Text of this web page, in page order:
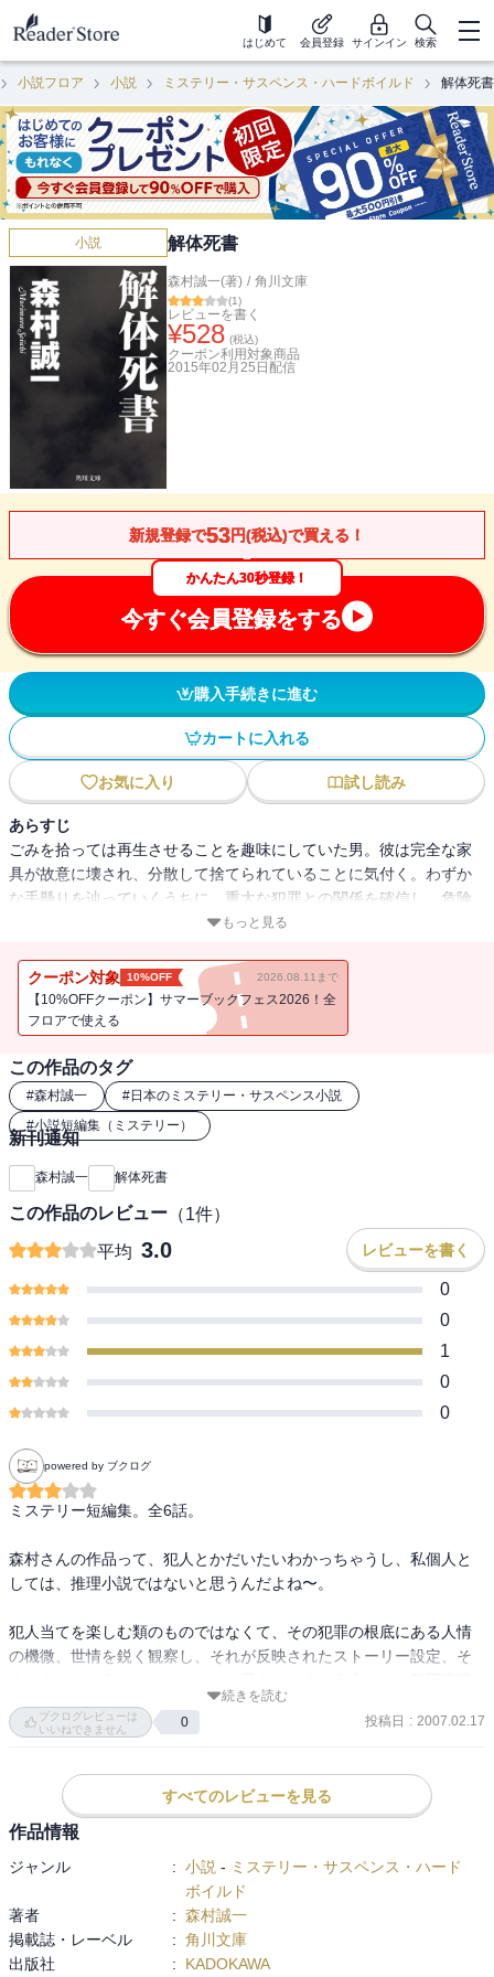
はじめて 会員登録 サインイン 検索
小説フロア 小説 ミステリー・サスペンス・ハードボイルド 解体死書
小説 解体死書
森村誠一(著) / 角川文庫
(1)
レビューを書く
¥528 (税込)
クーポン利用対象商品
2015年02月25日 配信
新規登録で53円(税込)で買える！
かんたん30秒登録！
今すぐ会員登録をする
購入手続きに進む
カートに入れる
お気に入り 試し読み
あらすじ
ごみを拾っては再生させることを趣味にしていた男。彼は完全な家
具が故意に壊され、分散して捨てられていることに気付く。わずか
な手懸りを辿っていくうちに、重大な犯罪との関係を確信し、危険
を承知で単身犯人を追い始めるが――!? 表題作を含む、スリリング
もっと見る
クーポン対象 10%OFF 2026.08.11まで
【10%OFFクーポン】サマーブックフェス2026！全
フロアで使える
この作品のタグ
#森村誠一 #日本のミステリー・サスペンス小説
#小説短編集（ミステリー）
新刊通知
森村誠一 解体死書
この作品のレビュー （1件）
平均 3.0 レビューを書く
0
0
1
0
0
powered by ブクログ
ミステリー短編集。全6話。
森村さんの作品って、犯人とかだいたいわかっちゃうし、私個人と
しては、推理小説ではないと思うんだよね〜。
犯人当てを楽しむ類のものではなくて、その犯罪の根底にある人情
の機微、世情を鋭く観察し、それが反映されたストーリー設定、そ
らしい洞察力を発揮されてます。含蓄があるっていうのかな？感嘆
続きを読む
ブクログレビューは
いいねできません
0 投稿日 : 2007.02.17
すべてのレビューを見る
作品情報
ジャンル : 小説 - ミステリー・サスペンス・ハード
ボイルド
著者
: 森村誠一
掲載誌・レーベル
: 角川文庫
出版社
:
KADOKAWA